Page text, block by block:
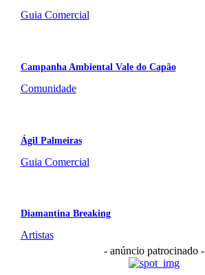
Guia Comercial
Campanha Ambiental Vale do Capão
Comunidade
Ágil Palmeiras
Guia Comercial
Diamantina Breaking
Artistas
- anúncio patrocinado -